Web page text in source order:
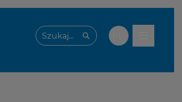
Wpisz, czego szukasz